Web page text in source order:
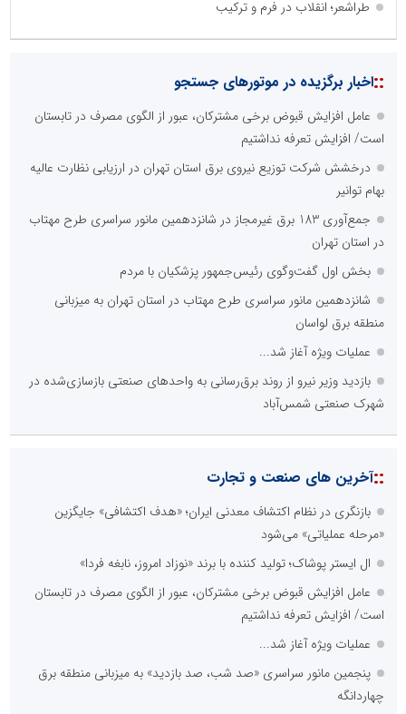
طراشعر؛ انقلاب در فرم و ترکیب
::اخبار برگزیده در موتورهای جستجو
عامل افزایش قبوض برخی مشترکان، عبور از الگوی مصرف در تابستان
است/ افزایش تعرفه نداشتیم
درخشش شرکت توزیع نیروی برق استان تهران در ارزیابی نظارت عالیه
بهام توانیر
جمع‌آوری 183 برق غیرمجاز در شانزدهمین مانور سراسری طرح مهتاب
در استان تهران
بخش اول گفت‌وگوی رئیس‌جمهور پزشکیان با مردم
شانزدهمین مانور سراسری طرح مهتاب در استان تهران به میزبانی
منطقه برق لواسان
عملیات ویژه آغاز شد...
بازدید وزیر نیرو از روند برق‌رسانی به واحدهای صنعتی بازسازی‌شده در
شهرک صنعتی شمس‌آباد
::آخرین های صنعت و تجارت
بازنگری در نظام اکتشاف معدنی ایران؛ «هدف اکتشافی» جایگزین
«مرحله عملیاتی» می‌شود
ال ایستر پوشاک؛ تولید کننده با برند «نوزاد امروز، نابغه فردا»
عامل افزایش قبوض برخی مشترکان، عبور از الگوی مصرف در تابستان
است/ افزایش تعرفه نداشتیم
عملیات ویژه آغاز شد...
پنجمین مانور سراسری «صد شب، صد بازدید» به میزبانی منطقه برق
چهاردانگه